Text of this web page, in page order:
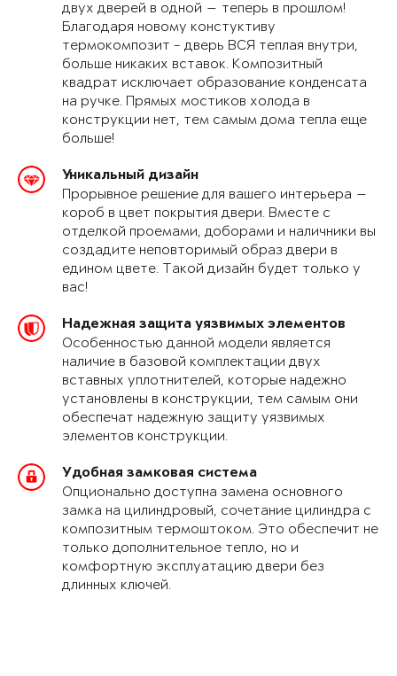
двух дверей в одной — теперь в прошлом!
Благодаря новому констуктиву
термокомпозит - дверь ВСЯ теплая внутри,
больше никаких вставок. Композитный
квадрат исключает образование конденсата
на ручке. Прямых мостиков холода в
конструкции нет, тем самым дома тепла еще
больше!
Уникальный дизайн
Прорывное решение для вашего интерьера —
короб в цвет покрытия двери. Вместе с
отделкой проемами, доборами и наличники вы
создадите неповторимый образ двери в
едином цвете. Такой дизайн будет только у
вас!
Надежная защита уязвимых элементов
Особенностью данной модели является
наличие в базовой комплектации двух
вставных уплотнителей, которые надежно
установлены в конструкции, тем самым они
обеспечат надежную защиту уязвимых
элементов конструкции.
Удобная замковая система
Опционально доступна замена основного
замка на цилиндровый, сочетание цилиндра с
композитным термоштоком. Это обеспечит не
только дополнительное тепло, но и
комфортную эксплуатацию двери без
длинных ключей.